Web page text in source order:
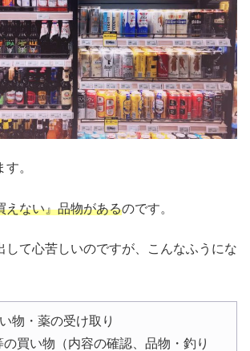
。
えない』品物があるのです。
して心苦しいのですが、こんなふうにな
物・薬の受け取り
買い物（内容の確認、品物・釣り